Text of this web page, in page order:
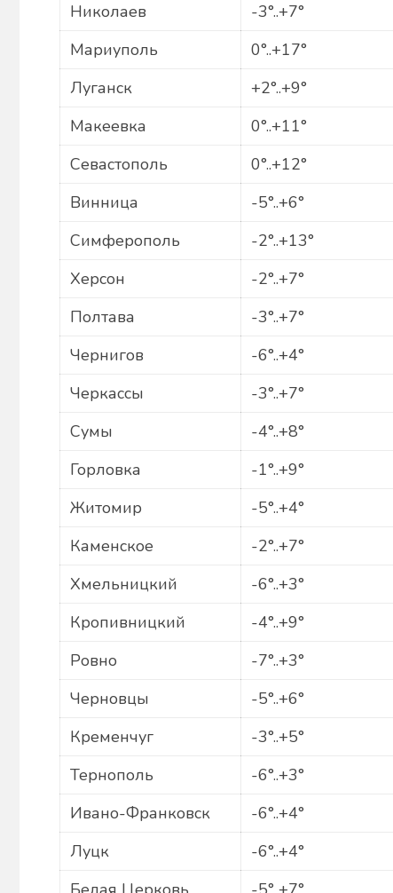
Николаев
-3°..+7°
Мариуполь
0°..+17°
Луганск
+2°..+9°
Макеевка
0°..+11°
Севастополь
0°..+12°
Винница
-5°..+6°
Симферополь
-2°..+13°
Херсон
-2°..+7°
Полтава
-3°..+7°
Чернигов
-6°..+4°
Черкассы
-3°..+7°
Сумы
-4°..+8°
Горловка
-1°..+9°
Житомир
-5°..+4°
Каменское
-2°..+7°
Хмельницкий
-6°..+3°
Кропивницкий
-4°..+9°
Ровно
-7°..+3°
Черновцы
-5°..+6°
Кременчуг
-3°..+5°
Тернополь
-6°..+3°
Ивано-Франковск
-6°..+4°
Луцк
-6°..+4°